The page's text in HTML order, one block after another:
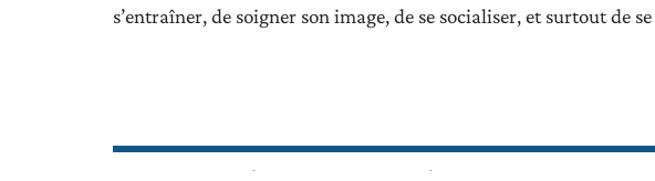
s’entraîner, de soigner son image, de se socialiser, et surtout de